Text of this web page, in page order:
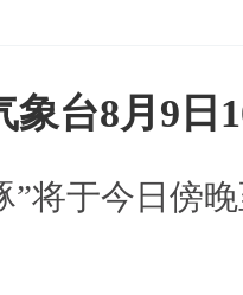
象台8月9日
”将于今日傍